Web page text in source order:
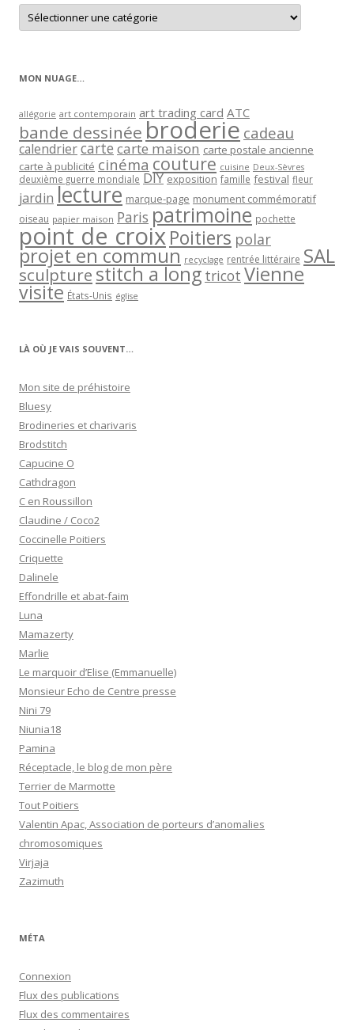
Retrouver
les
articles
MON NUAGE…
allégorie art contemporain art trading card ATC
bande dessinée broderie cadeau
calendriercartecarte maison carte postale ancienne
carte à publicité cinéma couture cuisine Deux-Sèvres
deuxième guerre mondiale DIY exposition famille festival fleur
jardin lecture marque-page monument commémoratif
oiseau papier maison Paris patrimoine pochette
point de croixPoitiers polar
projet en commun recyclage rentrée littéraire SAL
sculpturestitch a long tricot Vienne
visite États-Unis église
LÀ OÙ JE VAIS SOUVENT…
Mon site de préhistoire
Bluesy
Brodineries et charivaris
Brodstitch
Capucine O
Cathdragon
C en Roussillon
Claudine / Coco2
Coccinelle Poitiers
Criquette
Dalinele
Effondrille et abat-faim
Luna
Mamazerty
Marlie
Le marquoir d’Elise (Emmanuelle)
Monsieur Echo de Centre presse
Nini 79
Niunia18
Pamina
Réceptacle, le blog de mon père
Terrier de Marmotte
Tout Poitiers
Valentin Apac, Association de porteurs d’anomalies
chromosomiques
Virjaja
Zazimuth
MÉTA
Connexion
Flux des publications
Flux des commentaires